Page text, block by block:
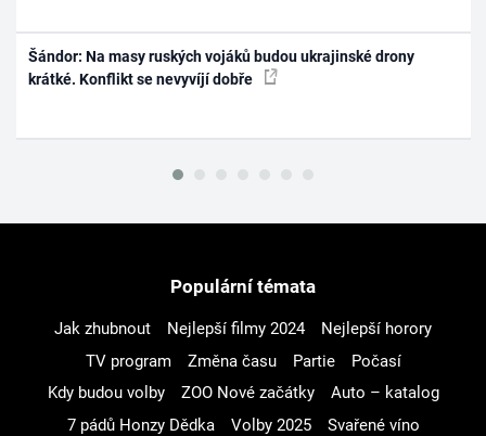
Šándor: Na masy ruských vojáků budou ukrajinské drony
krátké. Konflikt se nevyvíjí dobře
Populární témata
Jak zhubnout Nejlepší filmy 2024
Nejlepší horory
TV program
Změna času Partie
Počasí
Kdy budou volby
ZOO Nové začátky
Auto – katalog
7 pádů Honzy Dědka
Volby 2025
Svařené víno